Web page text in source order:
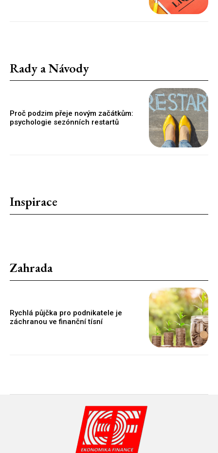
Rady a Návody
Proč podzim přeje novým začátkům:
psychologie sezónních restartů
Inspirace
Zahrada
Rychlá půjčka pro podnikatele je
záchranou ve finanční tísní